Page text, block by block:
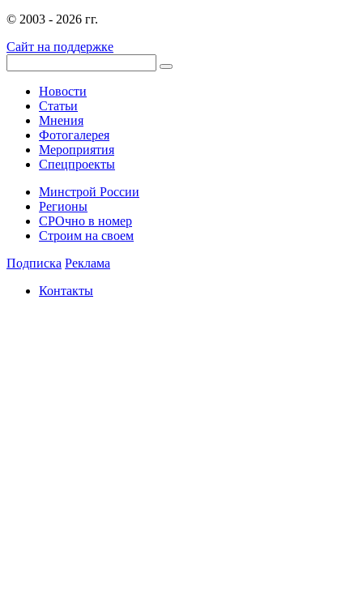
© 2003 - 2026 гг.
Сайт на поддержке
Новости
Статьи
Мнения
Фотогалерея
Мероприятия
Спецпроекты
Минстрой России
Регионы
СРОчно в номер
Строим на своем
Подписка Реклама
Контакты